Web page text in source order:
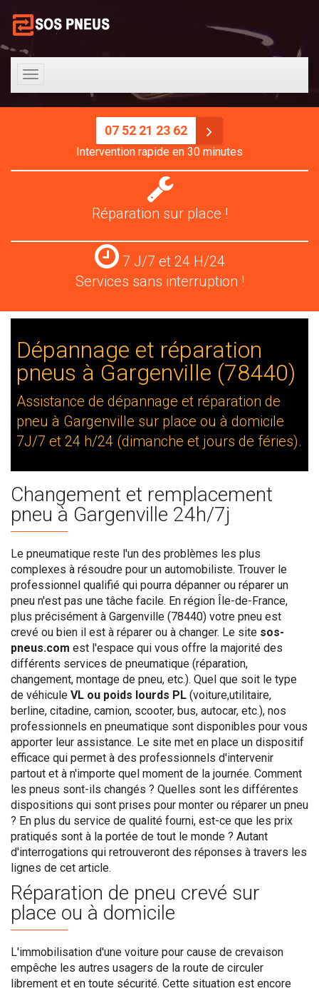
Toggle
navigation
07 52 21 23 62
Intervention rapide en 30 minutes
Réparation
pneus
Réparation sur place !
Services
24
H/24
7 J/7 et 24 H/24
Services sans interruption !
Dépannage et réparation
pneus à Gargenville (78440)
Assistance de dépannage et réparation de
pneu à Gargenville sur place ou à domicile
7J/7 et 24 h/24 (dimanche et jours de féries).
Changement et remplacement
pneu à Gargenville 24h/7j
Le pneumatique reste l'un des problèmes les plus
complexes à résoudre pour un automobiliste. Trouver le
professionnel qualifié qui pourra dépanner ou réparer un
pneu n'est pas une tâche facile. En région Île-de-France,
plus précisément à Gargenville (78440) votre pneu est
crevé ou bien il est à réparer ou à changer. Le site sos-
pneus.com est l'espace qui vous offre la majorité des
différents services de pneumatique (réparation,
changement, montage de pneu, etc.). Quel que soit le type
de véhicule VL ou poids lourds PL (voiture,utilitaire,
berline, citadine, camion, scooter, bus, autocar, etc.), nos
professionnels en pneumatique sont disponibles pour vous
apporter leur assistance. Le site met en place un dispositif
efficace qui permet à des professionnels d'intervenir
partout et à n'importe quel moment de la journée. Comment
les pneus sont-ils changés ? Quelles sont les différentes
dispositions qui sont prises pour monter ou réparer un pneu
? En plus du service de qualité fourni, est-ce que les prix
pratiqués sont à la portée de tout le monde ? Autant
d'interrogations qui retrouveront des réponses à travers les
lignes de cet article.
Réparation de pneu crevé sur
place ou à domicile
L'immobilisation d'une voiture pour cause de crevaison
empêche les autres usagers de la route de circuler
librement et en toute sécurité. Cette situation est encore